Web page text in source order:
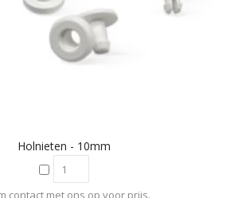
Holnieten - 10mm
contact met ons op voor prijs.